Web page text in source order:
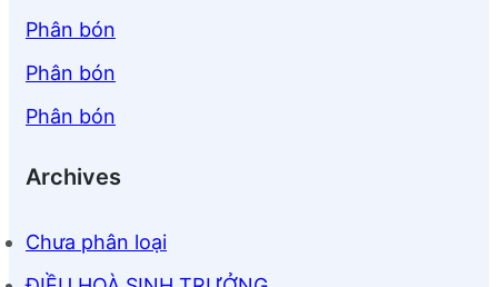
Phân bón
Phân bón
Phân bón
Archives
Chưa phân loại